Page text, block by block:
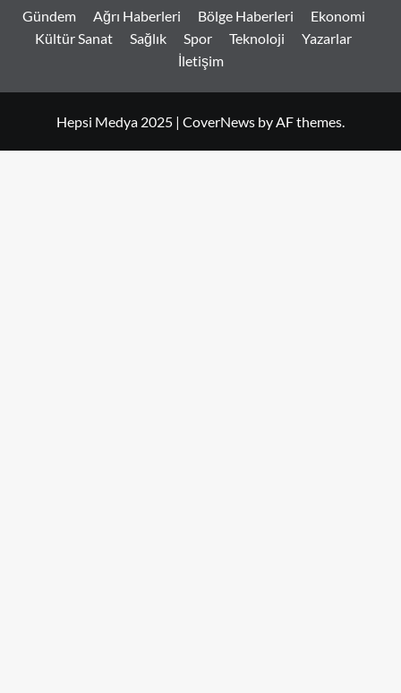
Gündem Ağrı Haberleri Bölge Haberleri
Ekonomi
Kültür Sanat
Sağlık Spor Teknoloji
Yazarlar
İletişim
Hepsi Medya 2025 | CoverNews by AF themes.